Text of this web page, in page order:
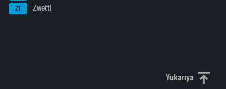
ZT Zwettl
YukarıyaYukarı